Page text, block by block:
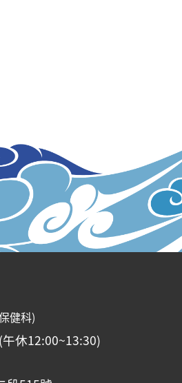
健科)
休12:00~13:30)